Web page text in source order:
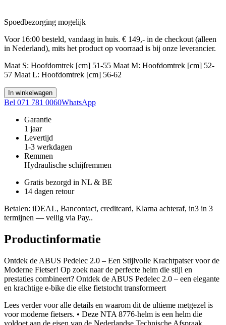
Spoedbezorging mogelijk
Voor 16:00 besteld, vandaag in huis. € 149,- in de checkout (alleen
in Nederland), mits het product op voorraad is bij onze leverancier.
Maat S: Hoofdomtrek [cm] 51-55 Maat M: Hoofdomtrek [cm] 52-
57 Maat L: Hoofdomtrek [cm] 56-62
In winkelwagen
Bel 071 781 0060WhatsApp
Garantie
1 jaar
Levertijd
1-3 werkdagen
Remmen
Hydraulische schijfremmen
Gratis bezorgd in NL & BE
14 dagen retour
Betalen: iDEAL, Bancontact, creditcard, Klarna achteraf, in3 in 3
termijnen — veilig via Pay..
Productinformatie
Ontdek de ABUS Pedelec 2.0 – Een Stijlvolle Krachtpatser voor de
Moderne Fietser! Op zoek naar de perfecte helm die stijl en
prestaties combineert? Ontdek de ABUS Pedelec 2.0 – een elegante
en krachtige e-bike die elke fietstocht transformeert
Lees verder voor alle details en waarom dit de ultieme metgezel is
voor moderne fietsers. • Deze NTA 8776-helm is een helm die
voldoet aan de eisen van de Nederlandse Technische Afspraak